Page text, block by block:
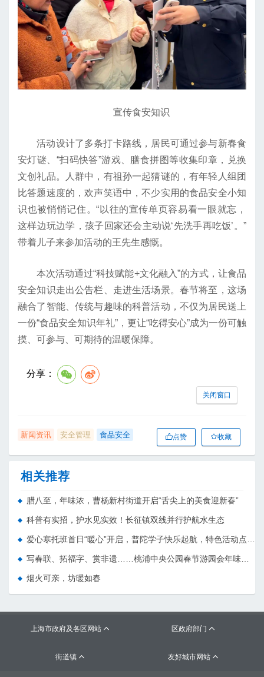
宣传食安知识
活动设计了多条打卡路线，居民可通过参与新春食
安灯谜、“扫码快答”游戏、膳食拼图等收集印章，兑换
文创礼品。人群中，有祖孙一起猜谜的，有年轻人组团
比答题速度的，欢声笑语中，不少实用的食品安全小知
识也被悄悄记住。“以往的宣传单页容易看一眼就忘，
这样边玩边学，孩子回家还会主动说‘先洗手再吃饭’。”
带着儿子来参加活动的王先生感慨。
本次活动通过“科技赋能+文化融入”的方式，让食品
安全知识走出公告栏、走进生活场景。春节将至，这场
融合了智能、传统与趣味的科普活动，不仅为居民送上
一份“食品安全知识年礼”，更让“吃得安心”成为一份可触
摸、可参与、可期待的温暖保障。
分享：
关闭窗口
新闻资讯 安全管理 食品安全 点赞 收藏
相关推荐
腊八至，年味浓，曹杨新村街道开启“舌尖上的美食迎新春”
科普有实招，护水见实效！长征镇双线并行护航水生态
烟火可亲，坊暖如春
上海市政府及各区网站  区政府部门 
街道镇  友好城市网站 